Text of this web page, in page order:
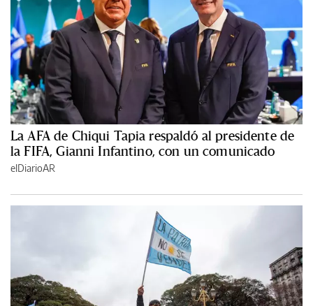
La AFA de Chiqui Tapia respaldó al presidente de
la FIFA, Gianni Infantino, con un comunicado
elDiarioAR